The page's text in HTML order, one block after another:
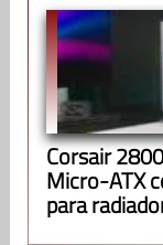
Corsair
Micro-ATX
para